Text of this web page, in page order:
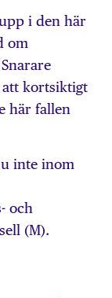
i den här
om
kortsiktigt
här fallen
inte inom
och
(M).